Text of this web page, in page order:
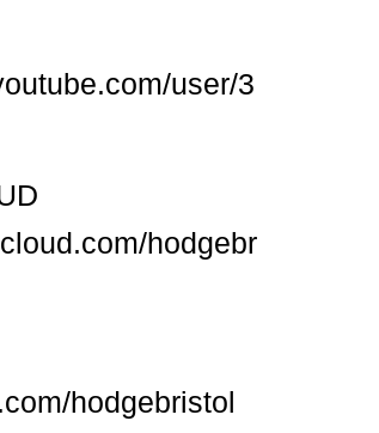
user/3
hodgebr
hodgebristol